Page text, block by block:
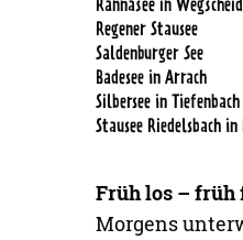
Rannasee in Wegscheid
Regener Stausee
Saldenburger See
Badesee in Arrach
Silbersee in Tiefenbach
Stausee Riedelsbach
Früh los – früh
Morgens